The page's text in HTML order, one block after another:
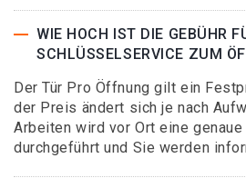
WIE HOCH IST DIE GEBÜHR
SCHLÜSSELSERVICE ZUM
Der Tür Pro Öffnung gilt ein
der Preis ändert sich je nach
Arbeiten wird vor Ort eine
durchgeführt und Sie werden